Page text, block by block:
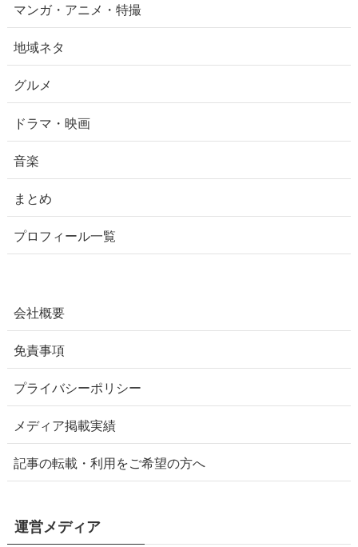
マンガ・アニメ・特撮
地域ネタ
グルメ
ドラマ・映画
音楽
まとめ
プロフィール一覧
会社概要
免責事項
プライバシーポリシー
メディア掲載実績
記事の転載・利用をご希望の方へ
運営メディア